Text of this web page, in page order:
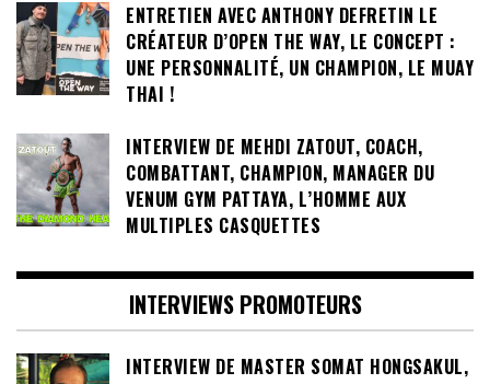
ENTRETIEN AVEC ANTHONY DEFRETIN LE
CRÉATEUR D’OPEN THE WAY, LE CONCEPT :
UNE PERSONNALITÉ, UN CHAMPION, LE MUAY
THAI !
INTERVIEW DE MEHDI ZATOUT, COACH,
COMBATTANT, CHAMPION, MANAGER DU
VENUM GYM PATTAYA, L’HOMME AUX
MULTIPLES CASQUETTES
INTERVIEWS PROMOTEURS
INTERVIEW DE MASTER SOMAT HONGSAKUL,